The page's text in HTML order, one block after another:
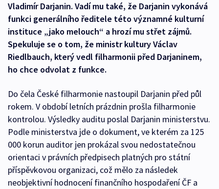
Vladimír Darjanin. Vadí mu také, že Darjanin vykonává
funkci generálního ředitele této významné kulturní
instituce „jako melouch“ a hrozí mu střet zájmů.
Spekuluje se o tom, že ministr kultury Václav
Riedlbauch, který vedl filharmonii před Darjaninem,
ho chce odvolat z funkce.
Do čela České filharmonie nastoupil Darjanin před půl
rokem. V období letních prázdnin prošla filharmonie
kontrolou. Výsledky auditu poslal Darjanin ministerstvu.
Podle ministerstva jde o dokument, ve kterém za 125
000 korun auditor jen prokázal svou nedostatečnou
orientaci v právních předpisech platných pro státní
příspěvkovou organizaci, což mělo za následek
neobjektivní hodnocení finančního hospodaření ČF a